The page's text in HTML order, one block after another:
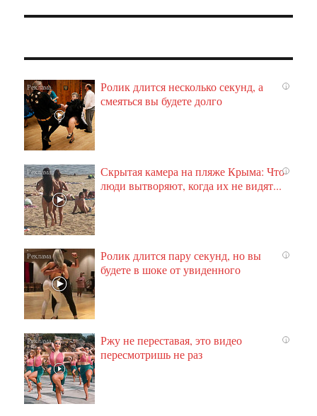
i
Ролик длится несколько секунд, а
смеяться вы будете долго
i
Скрытая камера на пляже Крыма: Что
люди вытворяют, когда их не видят...
i
Ролик длится пару секунд, но вы
будете в шоке от увиденного
i
Ржу не переставая, это видео
пересмотришь не раз